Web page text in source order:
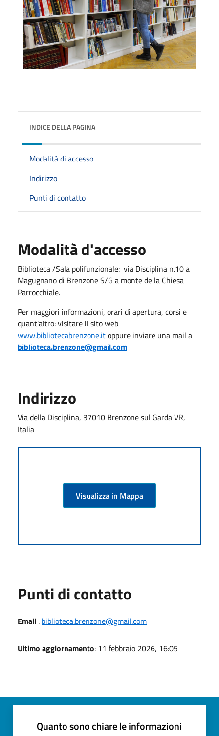
INDICE DELLA PAGINA
Modalità di accesso
Indirizzo
Punti di contatto
Modalità d'accesso
Biblioteca /Sala polifunzionale: via Disciplina n.10 a
Magugnano di Brenzone S/G a monte della Chiesa
Parrocchiale.
Per maggiori informazioni, orari di apertura, corsi e
quant'altro: visitare il sito web
www.bibliotecabrenzone.itoppure inviare una mail a
biblioteca.brenzone@gmail.com
Indirizzo
Via della Disciplina, 37010 Brenzone sul Garda VR,
Italia
Visualizza in Mappa
Punti di contatto
Email : biblioteca.brenzone@gmail.com
Ultimo aggiornamento: 11 febbraio 2026, 16:05
Quanto sono chiare le informazioni